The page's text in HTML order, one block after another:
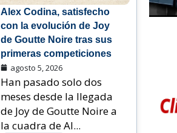
Alex Codina, satisfecho
con la evolución de Joy
de Goutte Noire tras sus
primeras competiciones
agosto 5, 2026
Han pasado solo dos
meses desde la llegada
de Joy de Goutte Noire a
la cuadra de Al...